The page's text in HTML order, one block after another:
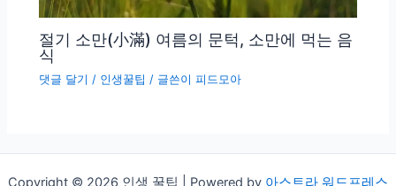
절기 소만(小滿) 여름의 문턱, 소만에 먹는 음
식
댓글 달기 / 인생꿀팁 / 글쓴이피드모아
Copyright © 2026 인생 꿀팁 | Powered by 아스트라 워드프레스